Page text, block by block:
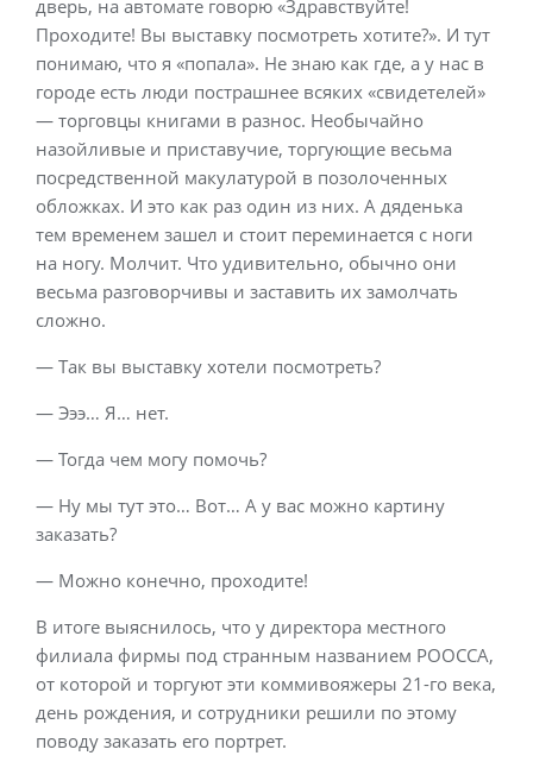
дверь, на автомате говорю «Здравствуйте!
Проходите! Вы выставку посмотреть хотите?». И тут
понимаю, что я «попала». Не знаю как где, а у нас в
городе есть люди пострашнее всяких «свидетелей»
— торговцы книгами в разнос. Необычайно
назойливые и приставучие, торгующие весьма
посредственной макулатурой в позолоченных
обложках. И это как раз один из них. А дяденька
тем временем зашел и стоит переминается с ноги
на ногу. Молчит. Что удивительно, обычно они
весьма разговорчивы и заставить их замолчать
сложно.
— Так вы выставку хотели посмотреть?
— Эээ… Я… нет.
— Тогда чем могу помочь?
— Ну мы тут это… Вот… А у вас можно картину
заказать?
— Можно конечно, проходите!
В итоге выяснилось, что у директора местного
филиала фирмы под странным названием РООССА,
от которой и торгуют эти коммивояжеры 21-го века,
день рождения, и сотрудники решили по этому
поводу заказать его портрет.